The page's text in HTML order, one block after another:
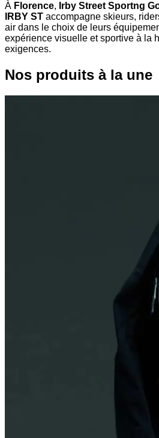
À Florence, Irby Street Sportng
IRBY ST accompagne skieurs,
air dans le choix de leurs
expérience visuelle et sportive à la
exigences.
Nos produits à la une